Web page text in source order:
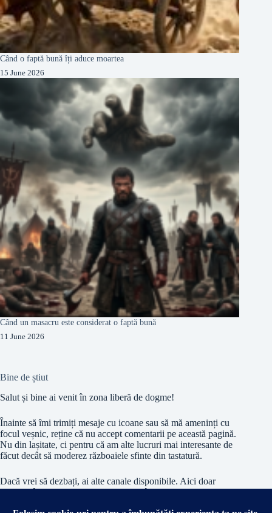
Când o faptă bună îți aduce moartea
15 June 2026
Când un masacru este considerat o faptă bună
11 June 2026
Bine de știut
Salut și bine ai venit în zona liberă de dogme!
Înainte să îmi trimiți mesaje cu icoane sau să mă ameninți cu
focul veșnic, reține că nu accept comentarii pe această pagină.
Nu din lașitate, ci pentru că am alte lucruri mai interesante de
făcut decât să moderez războaiele sfinte din tastatură.
Dacă vrei să dezbați, ai alte canale disponibile. Aici doar
citești și înghiți – ca la slujbă, doar că în sens invers.